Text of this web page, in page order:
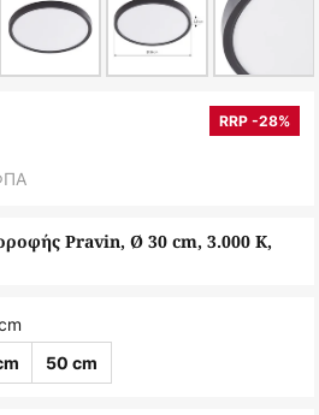
Pravin, Ø 30 cm, 3.000 K,
RRP -28%
50 cm